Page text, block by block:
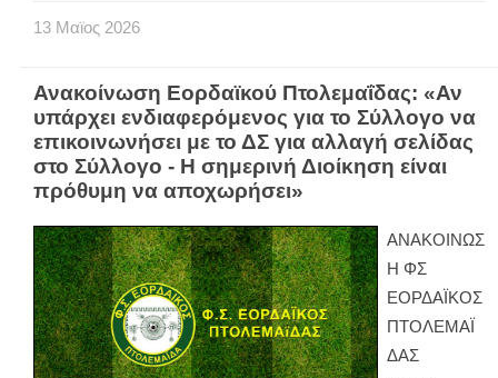
13 Μαϊος 2026
Ανακοίνωση Εορδαϊκού Πτολεμαΐδας: «Αν
υπάρχει ενδιαφερόμενος για το Σύλλογο να
επικοινωνήσει με το ΔΣ για αλλαγή σελίδας
στο Σύλλογο - Η σημερινή Διοίκηση είναι
πρόθυμη να αποχωρήσει»
ΑΝΑΚΟΙΝΩΣ
Η ΦΣ
ΕΟΡΔΑΪΚΟΣ
ΠΤΟΛΕΜΑΪ
ΔΑΣ